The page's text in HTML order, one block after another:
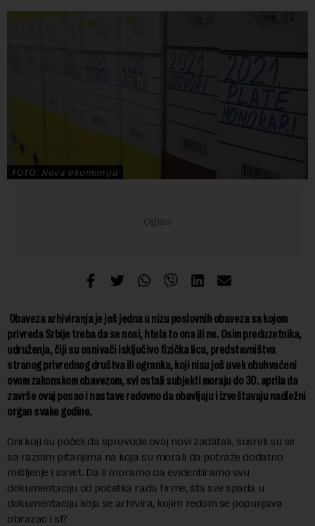
FOTO: Nova ekonomija
Obaveza arhiviranja je još jedna u nizu poslovnih obaveza sa kojom
privreda Srbije treba da se nosi, htela to ona ili ne. Osim preduzetnika,
udruženja, čiji su osnivači isključivo fizička lica, predstavništva
stranog privrednog društva ili ogranka, koji nisu još uvek obuhvaćeni
ovom zakonskom obavezom, svi ostali subjekti moraju do 30. aprila da
završe ovaj posao i nastave redovno da obavljaju i izveštavaju nadležni
organ svake godine.
Oni koji su počeli da sprovode ovaj novi zadatak, susreli su se
sa raznim pitanjima na koja su morali da potraže dodatno
mišljenje i savet. Da li moramo da evidentiramo svu
dokumentaciju od početka rada firme, šta sve spada u
dokumentaciju koja se arhivira, kojim redom se popunjava
obrazac i sl?